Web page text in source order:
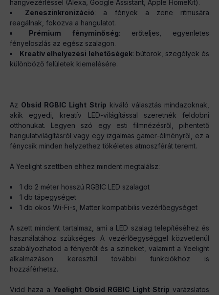
hangvezérléssel (Alexa, Google Assistant, Apple HomeKit).
Zeneszinkronizáció: a fények a zene ritmusára
reagálnak, fokozva a hangulatot.
Prémium fényminőség: erőteljes, egyenletes
fényeloszlás az egész szalagon.
Kreatív elhelyezési lehetőségek: bútorok, szegélyek és
különböző felületek kiemelésére.
Az Obsid RGBIC Light Strip kiváló választás mindazoknak,
akik egyedi, kreatív LED-világítással szeretnék feldobni
otthonukat. Legyen szó egy esti filmnézésről, pihentető
hangulatvilágításról vagy egy izgalmas gamer-élményről, ez a
fénycsík minden helyzethez tökéletes atmoszférát teremt.
A Yeelight szettben ehhez mindent megtalálsz:
1 db 2 méter hosszú RGBIC LED szalagot
1 db tápegységet
1 db okos Wi-Fi-s, Matter kompatibilis vezérlőegységet
A szett mindent tartalmaz, ami a LED szalag telepítéséhez és
használatához szükséges. A vezérlőegységgel közvetlenül
szabályozhatod a fényerőt és a színeket, valamint a Yeelight
alkalmazáson keresztül további funkciókhoz is
hozzáférhetsz.
Vidd haza aYeelight Obsid RGBIC Light Strip varázslatos